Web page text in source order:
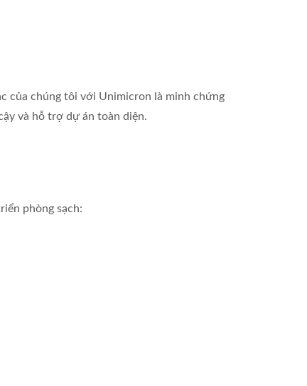
của chúng tôi với Unimicron là minh chứng
và hỗ trợ dự án toàn diện.
phòng sạch: